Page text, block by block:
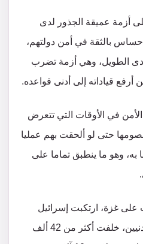
أزمة عميقة الجذور لدى
بالثقة في أمن دولتهم،
الطويل، وهي أزمة تضرب
أرفع قياداته إلى أدنى قواعده.
الأمن في الأوقات التي تتعرض
حتى لو ألحقت بهم عمليا
وهو ما ينطبق تماما على
غزة، ارتكبت إسرائيل
زهاء 5000 مجزرة بحق المدنيين، خلفت أكثر من 42 ألف